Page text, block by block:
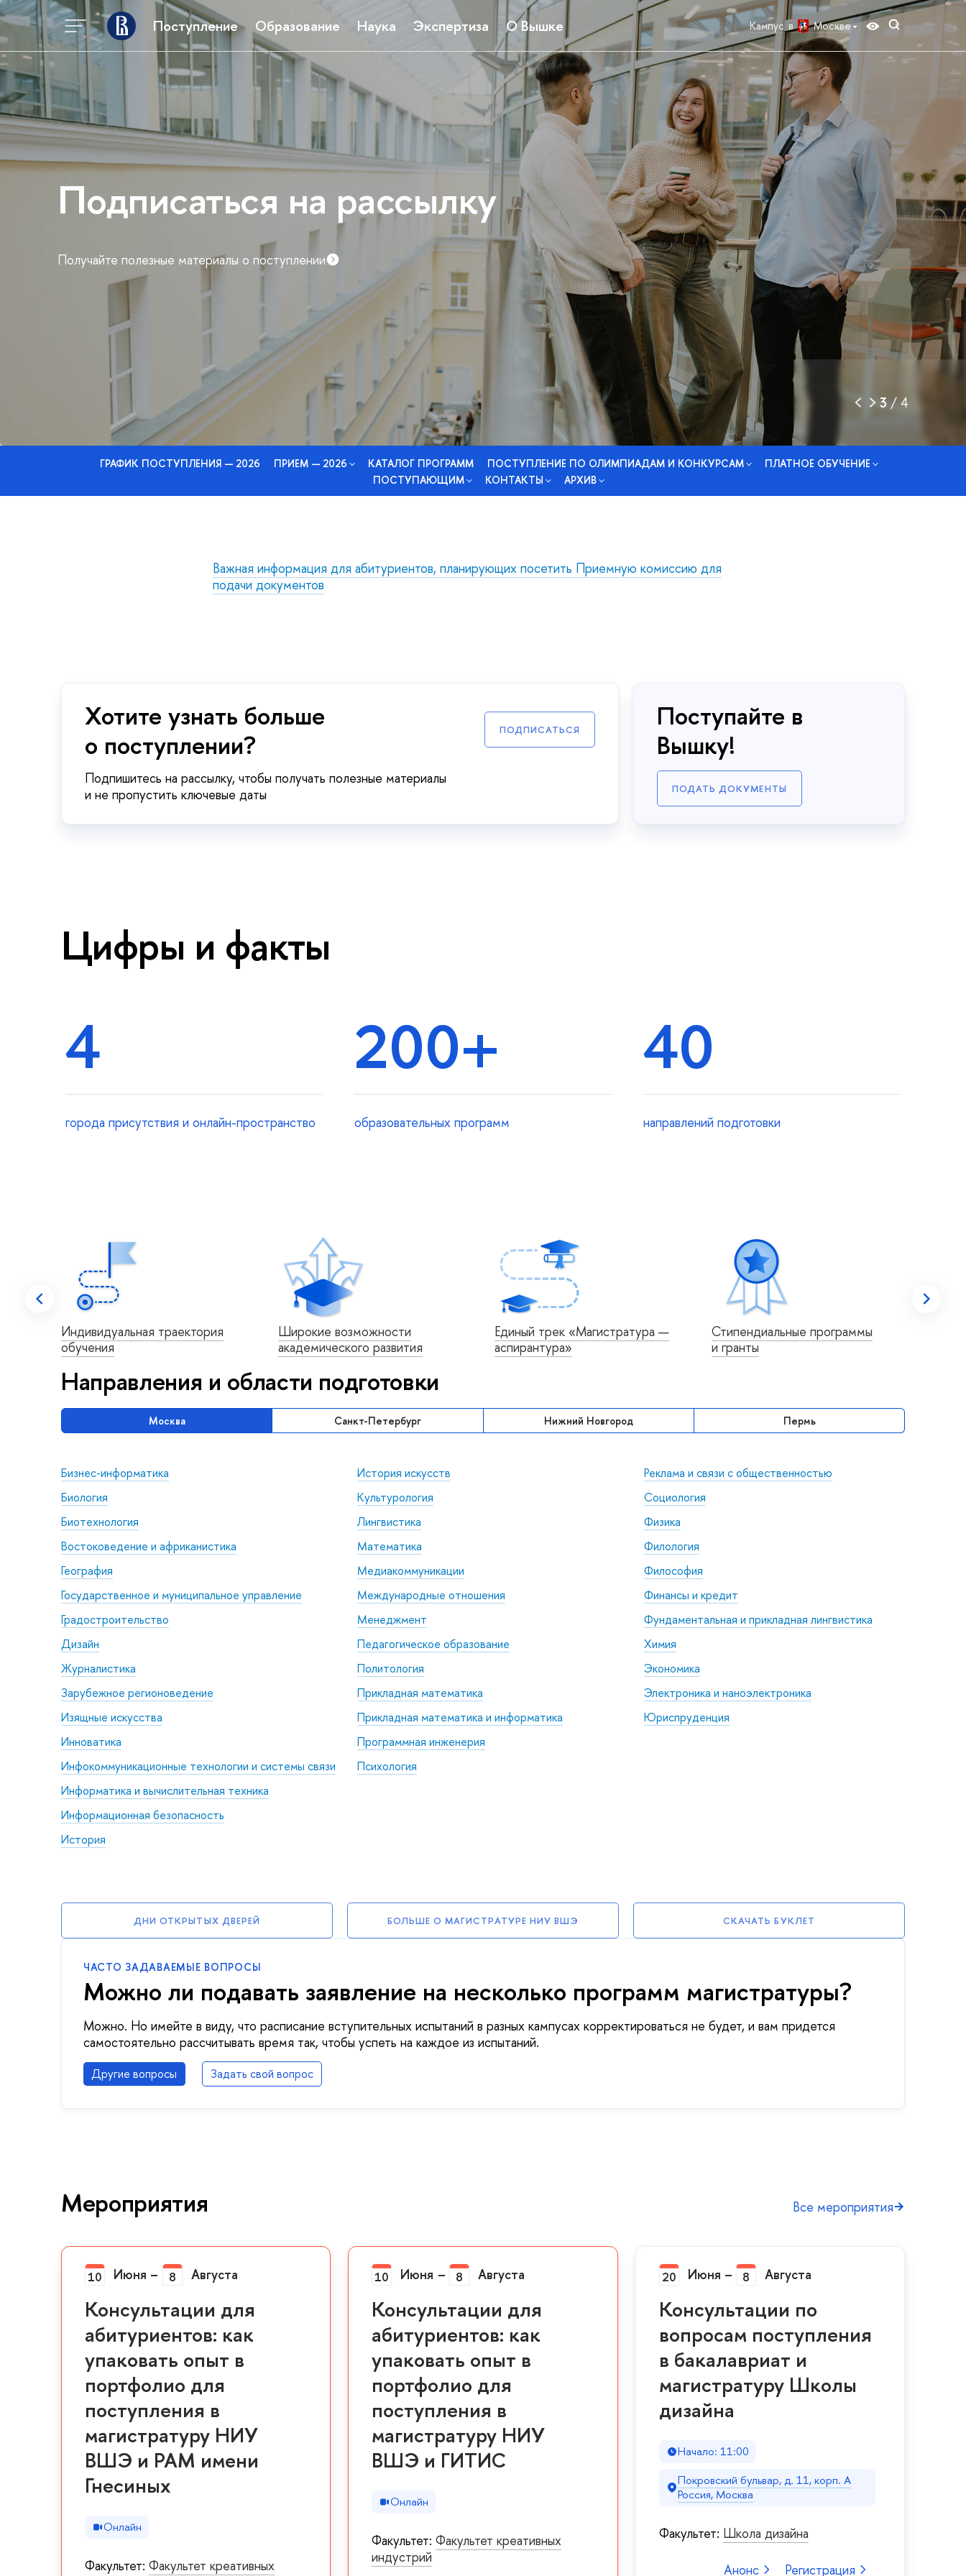
Поступление Образование Наука Экспертиза О Вышке Кампус в Москве
Подписаться на рассылку
Получайте полезные материалы о поступлении
3/4
ГРАФИК ПОСТУПЛЕНИЯ — 2026 ПРИЕМ — 2026 КАТАЛОГ ПРОГРАММ ПОСТУПЛЕНИЕ ПО ОЛИМПИАДАМ И КОНКУРСАМ
ПЛАТНОЕ ОБУЧЕНИЕ
ПОСТУПАЮЩИМ
КОНТАКТЫ АРХИВ
Важная информация для абитуриентов, планирующих посетить Приемную комиссию для
подачи документов
Хотите узнать больше
о поступлении?
Подпишитесь на рассылку, чтобы получать полезные материалы
и не пропустить ключевые даты
ПОДПИСАТЬСЯ
Поступайте в
Вышку!
ПОДАТЬ ДОКУМЕНТЫ
Цифры и факты
4
города присутствия и онлайн-пространство
200+
образовательных программ
40
направлений подготовки
Индивидуальная траектория
обучения
Широкие возможности
академического развития
Единый трек «Магистратура —
аспирантура»
Стипендиальные программы
и гранты
Направления и области подготовки
Москва Санкт-Петербург Нижний Новгород Пермь
Бизнес-информатика
Биология
Биотехнология
Востоковедение и африканистика
География
Государственное и муниципальное управление
Градостроительство
Дизайн
Журналистика
Зарубежное регионоведение
Изящные искусства
Инноватика
Инфокоммуникационные технологии и системы связи
Информатика и вычислительная техника
Информационная безопасность
История
История искусств
Культурология
Лингвистика
Математика
Медиакоммуникации
Международные отношения
Менеджмент
Педагогическое образование
Политология
Прикладная математика
Прикладная математика и информатика
Программная инженерия
Психология
Реклама и связи с общественностью
Социология
Физика
Филология
Философия
Финансы и кредит
Фундаментальная и прикладная лингвистика
Химия
Экономика
Электроника и наноэлектроника
Юриспруденция
ДНИ ОТКРЫТЫХ ДВЕРЕЙ БОЛЬШЕ О МАГИСТРАТУРЕ НИУ ВШЭ СКАЧАТЬ БУКЛЕТ
ЧАСТО ЗАДАВАЕМЫЕ ВОПРОСЫ
Можно ли подавать заявление на несколько программ магистратуры?
Можно. Но имейте в виду, что расписание вступительных испытаний в разных кампусах корректироваться не будет, и вам придется
самостоятельно рассчитывать время так, чтобы успеть на каждое из испытаний.
Другие вопросы Задать свой вопрос
Мероприятия Все мероприятия
Консультации для
абитуриентов: как
упаковать опыт в
портфолио для
поступления в
магистратуру НИУ
ВШЭ и РАМ имени
Гнесиных
10 Июня – 8 Августа
Онлайн
Факультет: Факультет креативных
Консультации для
абитуриентов: как
упаковать опыт в
портфолио для
поступления в
магистратуру НИУ
ВШЭ и ГИТИС
10 Июня – 8 Августа
Онлайн
Факультет: Факультет креативных
индустрий
Консультации по
вопросам поступления
в бакалавриат и
магистратуру Школы
дизайна
20 Июня – 8 Августа
Начало: 11:00
Покровский бульвар, д. 11, корп. A
Россия, Москва
Факультет: Школа дизайна
Анонс Регистрация